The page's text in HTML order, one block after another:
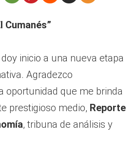
Cumanés”
inicio a una nueva etapa
Agradezco
oportunidad que me brinda
prestigioso medio, Reporte
, tribuna de análisis y